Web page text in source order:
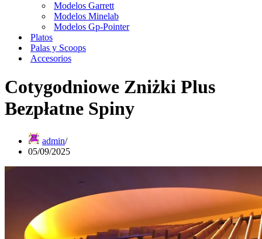
Modelos Garrett
Modelos Minelab
Modelos Gp-Pointer
Platos
Palas y Scoops
Accesorios
Cotygodniowe Zniżki Plus
Bezpłatne Spiny
admin
05/09/2025